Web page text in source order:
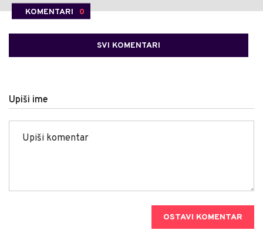
KOMENTARI 0
SVI KOMENTARI
Upiši ime
OSTAVI KOMENTAR